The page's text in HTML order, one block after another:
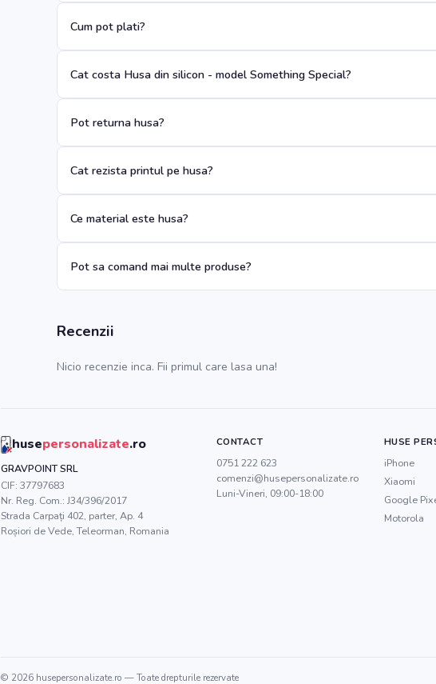
Cum pot plati?
Cat costa Husa din silicon - model Something Special?
Pot returna husa?
Cat rezista printul pe husa?
Ce material este husa?
Pot sa comand mai multe produse?
Recenzii
Nicio recenzie inca. Fii primul care lasa una!
husepersonalizate.ro
GRAVPOINT SRL
CIF: 37797683
Nr. Reg. Com.: J34/396/2017
Strada Carpați 402, parter, Ap. 4
Roșiori de Vede,Teleorman, Romania
CONTACT
0751 222 623
comenzi@husepersonalizate.ro
Luni-Vineri, 09:00-18:00
HUSE
iPhone
Xiaomi
Google
Motorola
© 2026 husepersonalizate.ro — Toate drepturile rezervate